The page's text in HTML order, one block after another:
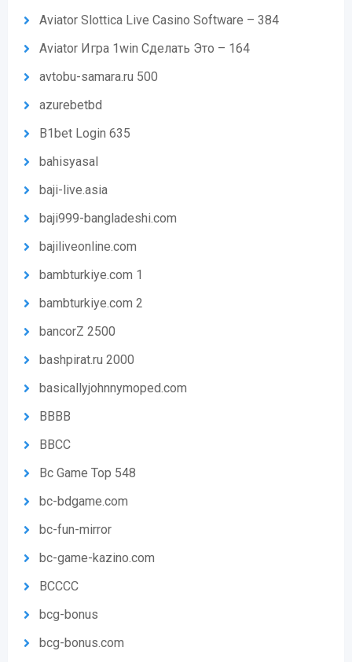
Aviator Slottica Live Casino Software – 384
Aviator Игра 1win Сделать Это – 164
avtobu-samara.ru 500
azurebetbd
B1bet Login 635
bahisyasal
baji-live.asia
baji999-bangladeshi.com
bajiliveonline.com
bambturkiye.com 1
bambturkiye.com 2
bancorZ 2500
bashpirat.ru 2000
basicallyjohnnymoped.com
BBBB
BBCC
Bc Game Top 548
bc-bdgame.com
bc-fun-mirror
bc-game-kazino.com
BCCCC
bcg-bonus
bcg-bonus.com